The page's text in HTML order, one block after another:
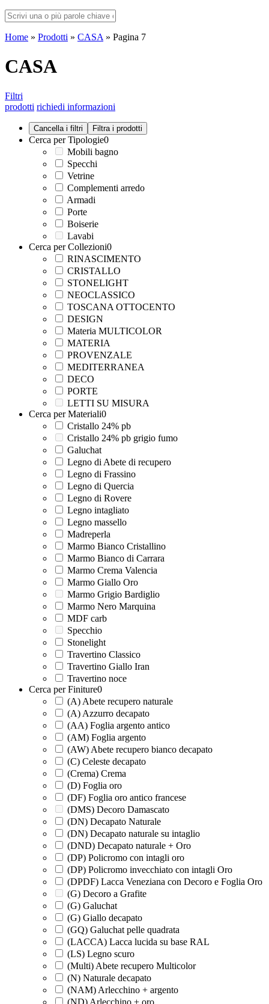
Home » Prodotti » CASA » Pagina 7
CASA
Filtri
prodotti richiedi informazioni
Cerca per Tipologie0
Mobili bagno
Specchi
Vetrine
Complementi arredo
Armadi
Porte
Boiserie
Lavabi
Cerca per Collezioni0
RINASCIMENTO
CRISTALLO
STONELIGHT
NEOCLASSICO
TOSCANA OTTOCENTO
DESIGN
Materia MULTICOLOR
MATERIA
PROVENZALE
MEDITERRANEA
DECO
PORTE
LETTI SU MISURA
Cerca per Materiali0
Cristallo 24% pb
Cristallo 24% pb grigio fumo
Galuchat
Legno di Abete di recupero
Legno di Frassino
Legno di Quercia
Legno di Rovere
Legno intagliato
Legno massello
Madreperla
Marmo Bianco Cristallino
Marmo Bianco di Carrara
Marmo Crema Valencia
Marmo Giallo Oro
Marmo Grigio Bardiglio
Marmo Nero Marquina
MDF carb
Specchio
Stonelight
Travertino Classico
Travertino Giallo Iran
Travertino noce
Cerca per Finiture0
(A) Abete recupero naturale
(A) Azzurro decapato
(AA) Foglia argento antico
(AM) Foglia argento
(AW) Abete recupero bianco decapato
(C) Celeste decapato
(Crema) Crema
(D) Foglia oro
(DF) Foglia oro antico francese
(DMS) Decoro Damascato
(DN) Decapato Naturale
(DN) Decapato naturale su intaglio
(DND) Decapato naturale + Oro
(DP) Policromo con intagli oro
(DP) Policromo invecchiato con intagli Oro
(DPDF) Lacca Veneziana con Decoro e Foglia Oro
(G) Decoro a Grafite
(G) Galuchat
(G) Giallo decapato
(GQ) Galuchat pelle quadrata
(LACCA) Lacca lucida su base RAL
(LS) Legno scuro
(Multi) Abete recupero Multicolor
(N) Naturale decapato
(NAM) Arlecchino + argento
(ND) Arlecchino + oro